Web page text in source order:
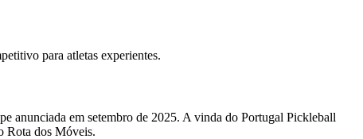
para atletas experientes.
anunciada em setembro de 2025. A vinda do Portugal Pickleball
Rota dos Móveis.